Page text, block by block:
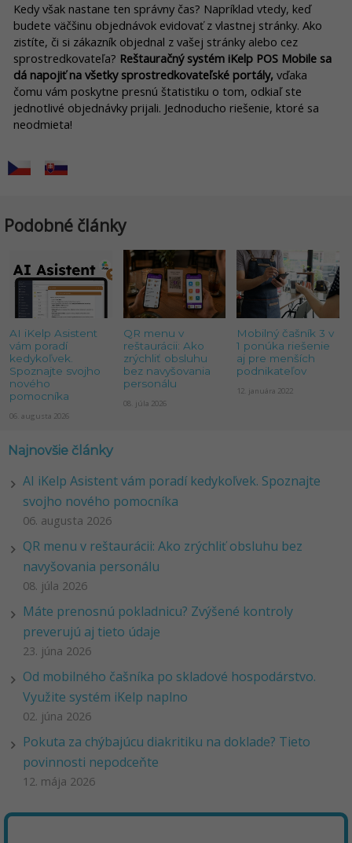
Kedy však nastane ten správny čas? Napríklad vtedy, keď
budete väčšinu objednávok evidovať z vlastnej stránky. Ako
zistíte, či si zákazník objednal z vašej stránky alebo cez
sprostredkovateľa? Reštauračný systém iKelp POS Mobile sa
dá napojiť na všetky sprostredkovateľské portály, vďaka
čomu vám poskytne presnú štatistiku o tom, odkiaľ ste
jednotlivé objednávky prijali. Jednoducho riešenie, ktoré sa
neodmieta!
Podobné články
AI iKelp Asistent
vám poradí
kedykoľvek.
Spoznajte svojho
nového
pomocníka
06. augusta 2026
QR menu v
reštaurácii: Ako
zrýchliť obsluhu
bez navyšovania
personálu
08. júla 2026
Mobilný čašník 3 v
1 ponúka riešenie
aj pre menších
podnikateľov
12. januára 2022
Najnovšie články
AI iKelp Asistent vám poradí kedykoľvek. Spoznajte
svojho nového pomocníka
06. augusta 2026
QR menu v reštaurácii: Ako zrýchliť obsluhu bez
navyšovania personálu
08. júla 2026
Máte prenosnú pokladnicu? Zvýšené kontroly
preverujú aj tieto údaje
23. júna 2026
Od mobilného čašníka po skladové hospodárstvo.
Využite systém iKelp naplno
02. júna 2026
Pokuta za chýbajúcu diakritiku na doklade? Tieto
povinnosti nepodceňte
12. mája 2026